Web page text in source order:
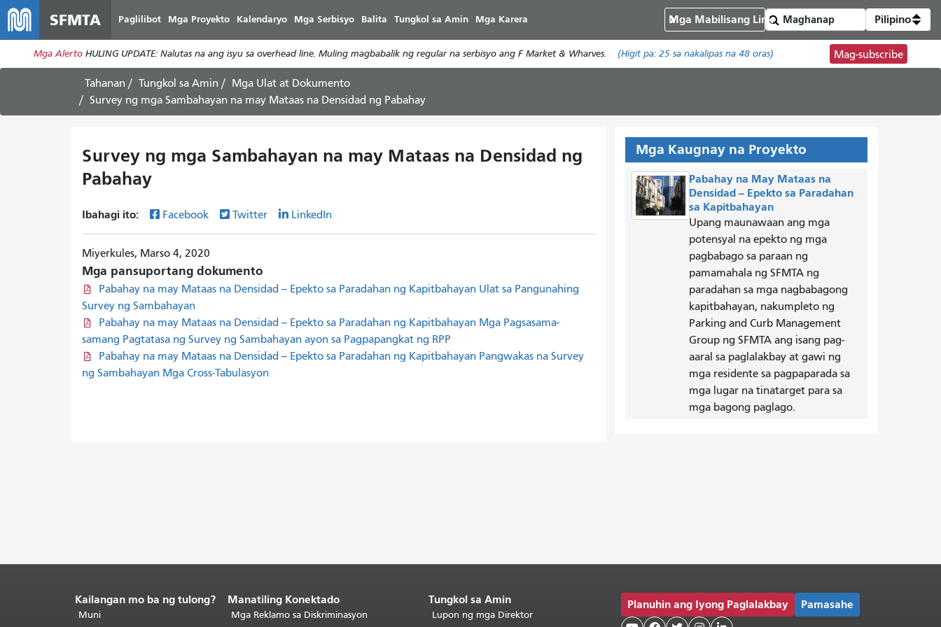
ang
pangunahing
nilalaman
SFMTA Paglilibot Mga Proyekto Kalendaryo Mga Serbisyo Balita Tungkol sa Amin Mga Karera Mga Mabilisang Link Pilipino
Mga Alerto HULING UPDATE: Nalutas na ang isyu sa overhead line. Muling magbabalik ng regular na serbisyo ang F Market & Wharves. (Higit pa: 25sa nakalipas na 48 oras) Mag-subscribe
Tahanan Tungkol sa Amin
Mga Ulat at Dokumento
Survey ng mga Sambahayan na may Mataas na Densidad ng Pabahay
Survey ng mga Sambahayan na may Mataas na Densidad ng
Pabahay
Ibahagi ito: Facebook Twitter LinkedIn
Miyerkules, Marso 4, 2020
Mga pansuportang dokumento
Pabahay na may Mataas na Densidad -- Epekto sa Paradahan ng Kapitbahayan Ulat sa Pangunahing
Survey ng Sambahayan
Pabahay na may Mataas na Densidad -- Epekto sa Paradahan ng Kapitbahayan Mga Pagsasama-
samang Pagtatasa ng Survey ng Sambahayan ayon sa Pagpapangkat ng RPP
Pabahay na may Mataas na Densidad -- Epekto sa Paradahan ng Kapitbahayan Pangwakas na Survey
ng Sambahayan Mga Cross-Tabulasyon
Mga Kaugnay na Proyekto
Pabahay na May Mataas na
Densidad -- Epekto sa Paradahan
sa Kapitbahayan
Upang maunawaan ang mga
potensyal na epekto ng mga
pagbabago sa paraan ng
pamamahala ng SFMTA ng
paradahan sa mga nagbabagong
kapitbahayan, nakumpleto ng
Parking and Curb Management
Group ng SFMTA ang isang pag-
aaral sa paglalakbay at gawi ng
mga residente sa pagpaparada sa
mga lugar na tinatarget para sa
mga bagong paglago.
Katapusan
ng
Kailangan mo ba ng tulong?
Muni
Manatiling Konektado
Mga Reklamo sa Diskriminasyon
Tungkol sa Amin
Lupon ng mga Direktor
Planuhin ang Iyong Paglalakbay Pamasahe